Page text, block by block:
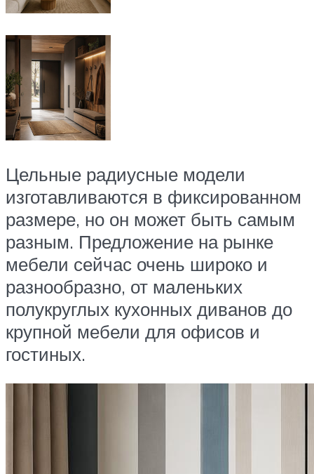
Цельные радиусные модели
изготавливаются в фиксированном
размере, но он может быть самым
разным. Предложение на рынке
мебели сейчас очень широко и
разнообразно, от маленьких
полукруглых кухонных диванов до
крупной мебели для офисов и
гостиных.